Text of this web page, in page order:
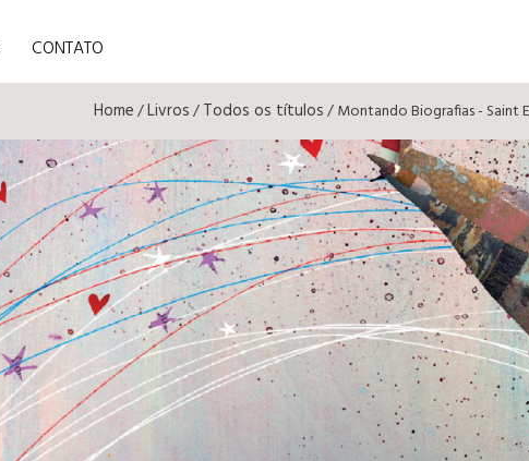
CONTATO
Home/Livros/Todos os títulos/ Montando Biografias - Saint